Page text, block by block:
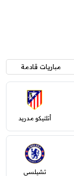
مباريات قادمة
أتلتيكو مدريد
تشيلسي